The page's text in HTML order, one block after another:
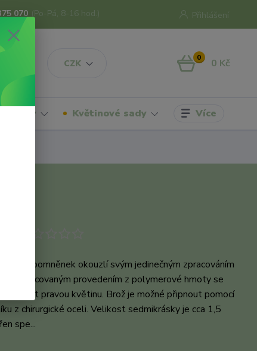
CZK
Přihlášení
070 (Po-Pá, 8-16 hod.)
0 0 Kč
Květinové sady Více
květů pomněnek okouzlí svým jedinečným zpracováním
Propracovaným provedením z polymerové hmoty se
napadobit pravou květinu. Brož je možné připnout pomocí
z chirurgické oceli. Velikost sedmikrásky je cca 1,5
spe...